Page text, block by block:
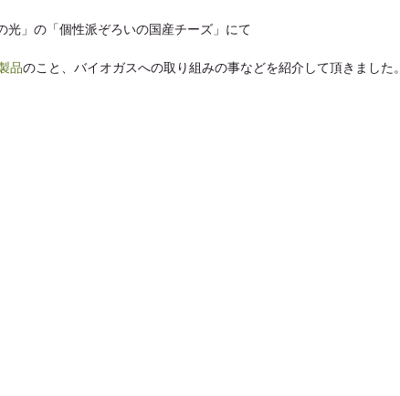
光」の「個性派ぞろいの国産チーズ」にて
品のこと、バイオガスへの取り組みの事などを紹介して頂きました。